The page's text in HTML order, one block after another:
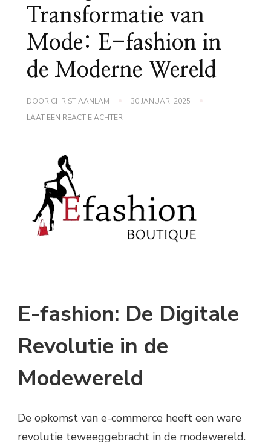
Transformatie van
Mode: E-fashion in
de Moderne Wereld
DOOR CHRISTIAANLAM
30 JANUARI 2025
LAAT EEN REACTIE ACHTER
IN
DE
MODERNE
WERELD
E-fashion: De Digitale
Revolutie in de
Modewereld
De opkomst van e-commerce heeft een ware
revolutie teweeggebracht in de modewereld.